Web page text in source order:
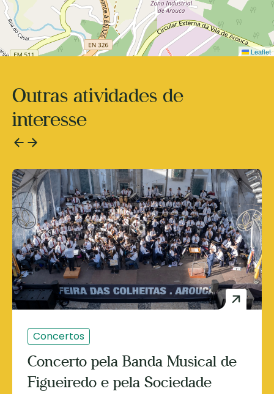
Leaflet
Outras atividades de
interesse
Concertos
Concerto pela Banda Musical de
Figueiredo e pela Sociedade